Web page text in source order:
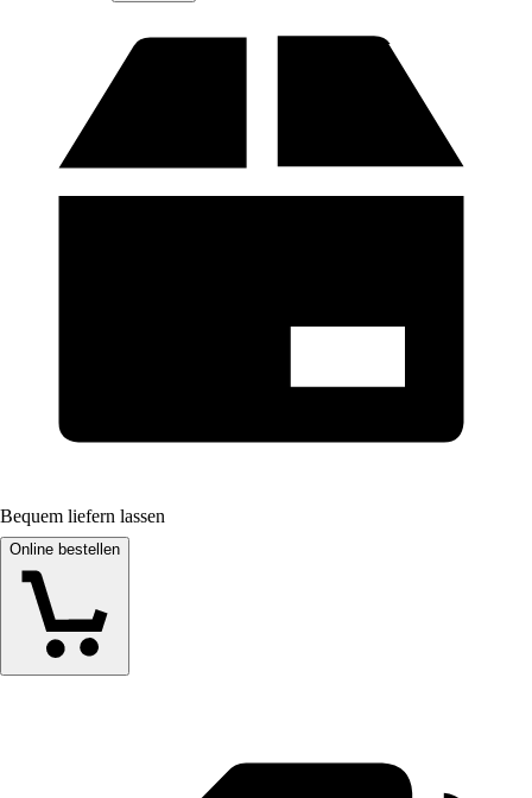
Bequem liefern lassen
Online bestellen